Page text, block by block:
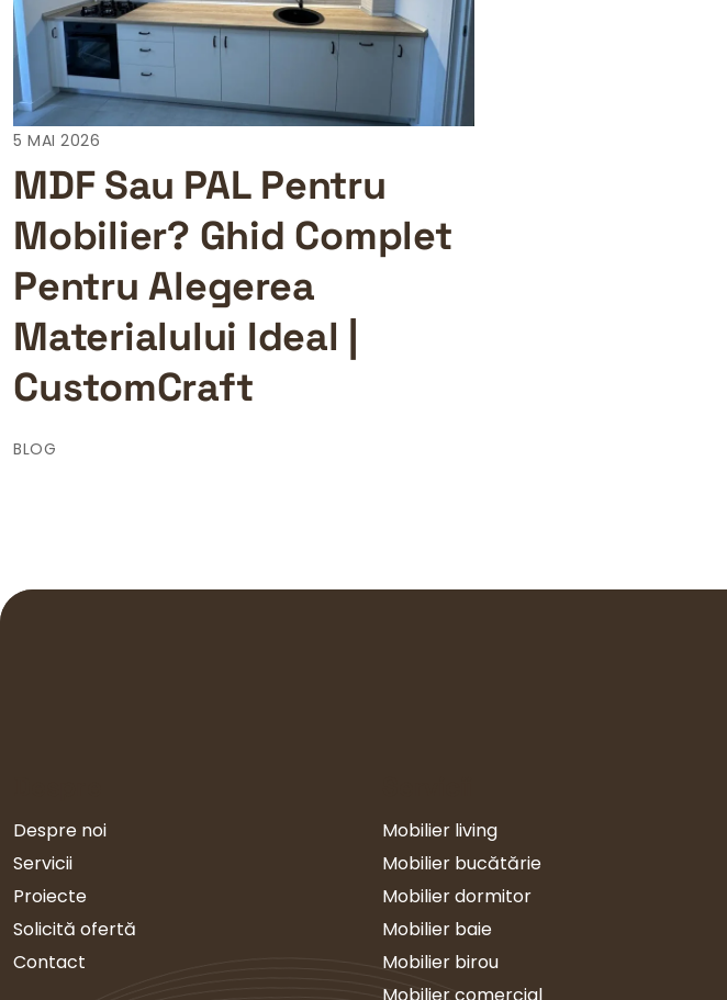
5 MAI 2026
MDF Sau PAL Pentru
Mobilier? Ghid Complet
Pentru Alegerea
Materialului Ideal |
CustomCraft
BLOG
Despre noi
Servicii
Proiecte
Solicită ofertă
Contact
Mobilier living
Mobilier bucătărie
Mobilier dormitor
Mobilier baie
Mobilier birou